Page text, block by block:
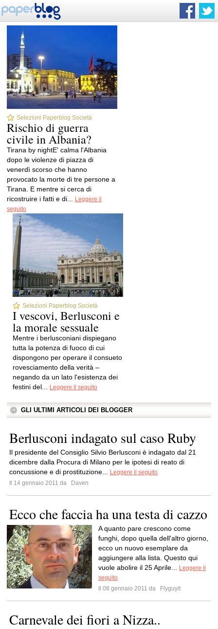
Selezioni Paperblog Società
Rischio di guerra
civile in Albania?
Tirana by nightE' calma l'Albania
dopo le violenze di piazza di
venerdì scorso che hanno
provocato la morte di tre persone a
Tirana. E mentre si cerca di
ricostruire i fatti e di...
Leggere il
seguito
Selezioni Paperblog Società
I vescovi, Berlusconi e
la morale sessuale
Mentre i berlusconiani dispiegano
tutta la potenza di fuoco di cui
dispongono per operare il consueto
rovesciamento della verità –
negando da un lato l'esistenza dei
festini del...
Leggere il seguito
GLI ULTIMI ARTICOLI DEI BLOGGER
Berlusconi indagato sul caso Ruby
Il presidente del Consiglio Silvio Berlusconi è indagato dal 21
dicembre dalla Procura di Milano per le ipotesi di reato di
concussione e di prostituzione...
Leggere il seguito
Il 14 gennaio 2011 da
Daven
Ecco che faccia ha una testa di cazzo
A quanto pare crescono come
funghi, dopo quella dell'altro giorno,
ecco un nuovo esemplare da
aggiungere alla lista. Questo qui
vuole abolire il 25 Aprile...
Leggere il
seguito
Il 08 gennaio 2011 da
Flyguyit
Carnevale dei fiori a Nizza..